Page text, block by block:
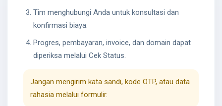
Tim menghubungi Anda untuk konsultasi dan
konfirmasi biaya.
Progres, pembayaran, invoice, dan domain dapat
diperiksa melalui Cek Status.
Jangan mengirim kata sandi, kode OTP, atau data
rahasia melalui formulir.